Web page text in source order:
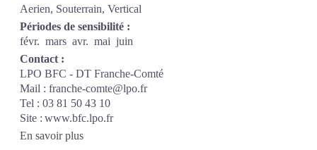
Aerien, Souterrain, Vertical
Périodes de sensibilité :
févr. mars avr. mai juin
Contact :
LPO BFC - DT Franche-Comté
Mail : franche-comte@lpo.fr
Tel : 03 81 50 43 10
Site : www.bfc.lpo.fr
En savoir plus